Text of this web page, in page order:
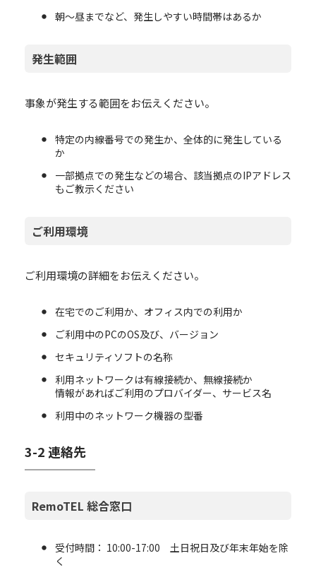
朝～昼までなど、発生しやすい時間帯はあるか
発生範囲
事象が発生する範囲をお伝えください。
特定の内線番号での発生か、全体的に発生している
か
一部拠点での発生などの場合、該当拠点のIPアドレス
もご教示ください
ご利用環境
ご利用環境の詳細をお伝えください。
在宅でのご利用か、オフィス内での利用か
ご利用中のPCのOS及び、バージョン
セキュリティソフトの名称
利用ネットワークは有線接続か、無線接続か
情報があればご利用のプロバイダー、サービス名
利用中のネットワーク機器の型番
3-2 連絡先
RemoTEL 総合窓口
受付時間： 10:00-17:00 土日祝日及び年末年始を除
く